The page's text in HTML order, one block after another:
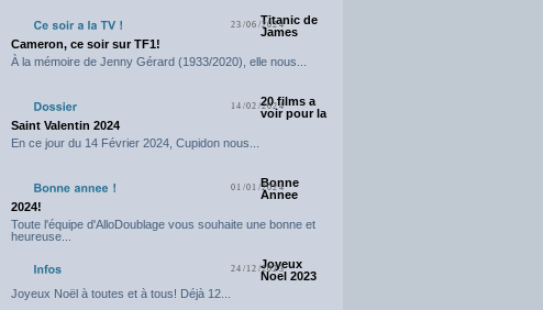
23/06/2024Titanic de
James
Cameron, ce soir sur TF1!
À la mémoire de Jenny Gérard (1933/2020), elle nous...
14/02/202420 films a
voir pour la
Saint Valentin 2024
En ce jour du 14 Février 2024, Cupidon nous...
01/01/2024
Bonne
Annee
2024!
Toute l'équipe d'AlloDoublage vous souhaite une bonne et
heureuse...
24/12/2023
Joyeux
Noel 2023
Joyeux Noël à toutes et à tous! Déjà 12...